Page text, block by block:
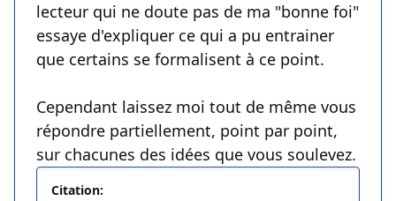
lecteur qui ne doute pas de ma "bonne foi"
essaye d'expliquer ce qui a pu entrainer
que certains se formalisent à ce point.
Cependant laissez moi tout de même vous
répondre partiellement, point par point,
sur chacunes des idées que vous soulevez.
Citation: